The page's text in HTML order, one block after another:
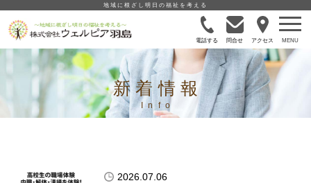
地域に根ざし明日の福祉を考える
電話する 問合せ アクセス
新着情報
2026.07.06